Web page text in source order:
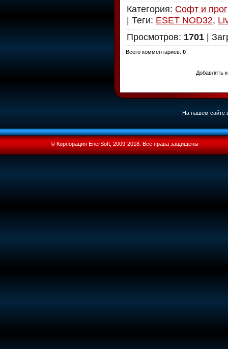
Категория: Софт и
| Теги: ESET NOD32,
Просмотров: 1701 |
Всего комментариев: 0
Добавлять
На нашем сайте
© Корпорация EnerSoft, 2009-2018. Все права защищены